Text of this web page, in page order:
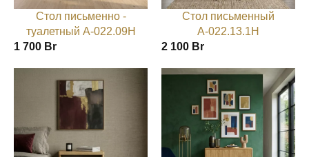
Стол письменно -
туалетный А-022.09Н
1 700 Br
Стол письменный
А-022.13.1Н
2 100 Br